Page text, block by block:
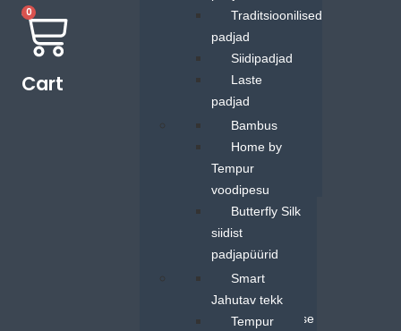
Traditsioonilised
padjad
Siidipadjad
Laste
padjad
Padjapüürid
laste patjadele
SleepCity
padjad
VoodipesuBambus
Home by
Tempur
voodipesu
Butterfly Silk
siidist
padjapüürid
Decoflux
voodipesu
BeddingHouse
Tekid
Smart
Jahutav tekk
Tempur
0
Cart